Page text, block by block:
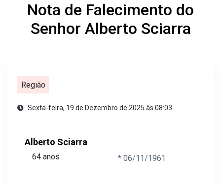
Nota de Falecimento do
Senhor Alberto Sciarra
Região
Sexta-feira, 19 de Dezembro de 2025 às 08:03
Alberto Sciarra
64 anos * 06/11/1961